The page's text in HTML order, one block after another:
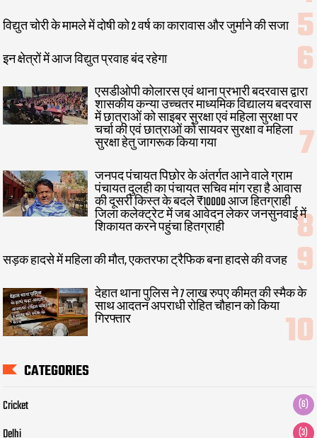
विद्युत चोरी के मामले में दोषी को 2 वर्ष का कारावास और जुर्माने की सजा
इन क्षेत्रों में आज विद्युत प्रवाह बंद रहेगा
एसडीओपी कोलारस एवं थाना प्रभारी बदरवास द्वारा
शासकीय कन्या उच्चतर माध्यमिक विद्यालय बदरवास
में छात्राओं को साइबर सुरक्षा एवं महिला सुरक्षा पर
चर्चा की एवं छात्राओं को सायवर सुरक्षा व महिला
सुरक्षा हेतु जागरूक किया गया
जनपद पंचायत पिछोर के अंतर्गत आने वाले ग्राम
पंचायत दुलही का पंचायत सचिव मांग रहा है आवास
की दूसरी किस्त के बदले ₹10000 आज हितग्राही
जिला कलेक्ट्रेट में जब आवेदन लेकर जनसुनवाई में
शिकायत करने पहुंचा हितग्राही
सड़क हादसे में महिला की मौत, एकतरफा ट्रैफिक बना हादसे की वजह
देहात थाना पुलिस ने 7 लाख रुपए कीमत की स्मैक के
साथ आदतन अपराधी रोहित चौहान को किया
गिरफ्तार
CATEGORIES
Cricket (6)
(3)